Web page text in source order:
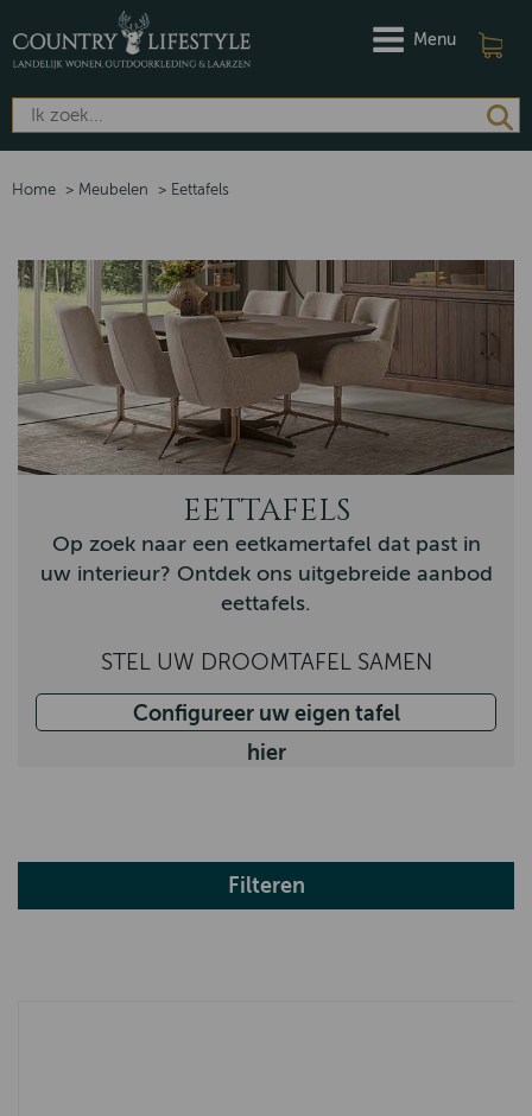
Menu
Home > Meubelen > Eettafels
EETTAFELS
Op zoek naar een eetkamertafel dat past in
uw interieur? Ontdek ons uitgebreide aanbod
eettafels.
STEL UW DROOMTAFEL SAMEN
Configureer uw eigen tafel
hier
Filteren